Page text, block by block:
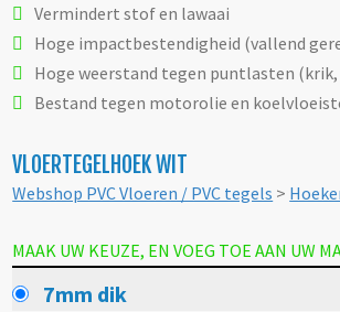
Vermindert stof en lawaai
Hoge impactbestendigheid (vallend
Hoge weerstand tegen puntlasten
Bestand tegen motorolie en
VLOERTEGELHOEK WIT
Webshop PVC Vloeren / PVC tegels >
MAAK UW KEUZE, EN VOEG TOE AAN UW
7mm dik